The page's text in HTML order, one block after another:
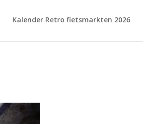
Kalender Retro fietsmarkten 2026